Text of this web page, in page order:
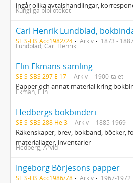
ingår olika avtalshandlingar,
Kungliga biblioteket
SE S-HS Acc1982/24 Arkiv 1873 -
Lundblad, Carl Henrik
Elin Ekmans samling
SE S-SBS 297 E 17 Arkiv 1900-talet
Papper och annat material kring
Ekman, Elin
Hedbergs bokbinderi
SE S-SBS 288 He 3 Arkiv 1885-1969
Räkenskaper, brev, bokband, böcker,
materiallager, inventarier
Hedberg, Arvid
Ingeborg Börjesons papper
SE S-HS Acc1986/78 Arkiv 1967-1972